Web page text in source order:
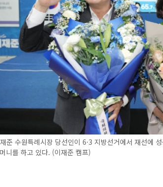
준 수원특례시장 당선인이 6·3 지방선거에서 재선에
니를 하고 있다. (이재준 캠프)